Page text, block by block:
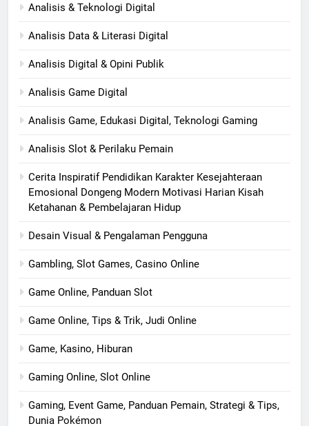
Analisis & Teknologi Digital
Analisis Data & Literasi Digital
Analisis Digital & Opini Publik
Analisis Game Digital
Analisis Game, Edukasi Digital, Teknologi Gaming
Analisis Slot & Perilaku Pemain
Cerita Inspiratif Pendidikan Karakter Kesejahteraan
Emosional Dongeng Modern Motivasi Harian Kisah
Ketahanan & Pembelajaran Hidup
Desain Visual & Pengalaman Pengguna
Gambling, Slot Games, Casino Online
Game Online, Panduan Slot
Game Online, Tips & Trik, Judi Online
Game, Kasino, Hiburan
Gaming Online, Slot Online
Gaming, Event Game, Panduan Pemain, Strategi & Tips,
Dunia Pokémon